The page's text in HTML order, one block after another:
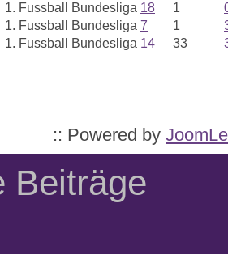
1. Fussball Bundesliga 18 1
1. Fussball Bundesliga 7 1
1. Fussball Bundesliga 14 33
:: Powered by
Beiträge